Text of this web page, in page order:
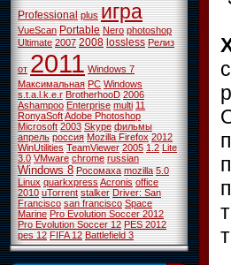
Professional plus игра
VueScan Portable Nero photoshop
Ultimate 2007 2008 lossless Релиз
от 2011 Windows 7
Максимальная PC Windows
s.t.a.l.k.e.r BrotherhooD 2006
Ashampoo Enterprise multi 11
RonyaSoftAdobe Photoshop
Microsoft 2003 Skype фильмы
апрель россия Mozilla Firefox 2012
WinUtilities TeamViewer 2005 1.2 Lite
3.0 VMware chrome russian
Windows 8 Росомаха mozilla 5.0
Linux quarkxpressAcronis office
2010 uTorrent stalker Driver: San
Francisco san francisco Space
Marine Pro Evolution Soccer 2012
Pro Evolution Soccer 12 PES 2012
pes 12 FIFA 12 Battlefield 3